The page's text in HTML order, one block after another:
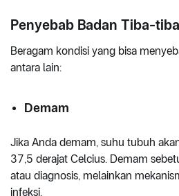
Penyebab Badan Tiba-
Beragam kondisi yang bisa
antara lain:
Demam
Jika Anda demam, suhu tubuh
37,5 derajat Celcius. Demam
atau diagnosis, melainkan
infeksi.